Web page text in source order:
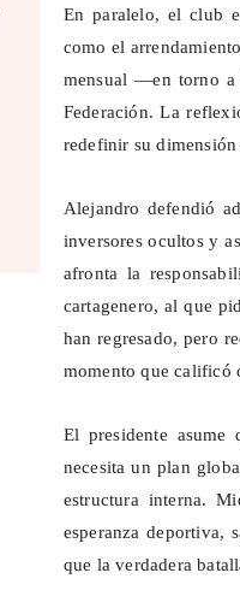
En paralelo, el club
como el
mensual —en torno a
Federación. La
redefinir su
Alejandro defendió
inversores ocultos y
afronta la
cartagenero, al que
han regresado, pero
momento que calificó
El presidente
necesita un plan
estructura interna.
esperanza deportiva,
que la verdadera